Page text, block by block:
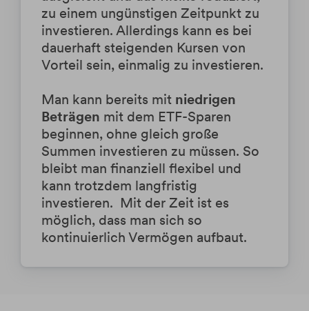
durch den Cost Average Effekt
niedriger ausfallen kann, als bei einer
Einmalveranlagung.
zu einem ungünstigen Zeitpunkt zu
investieren. Allerdings kann es bei
dauerhaft steigenden Kursen von
Vorteil sein, einmalig zu investieren.
Man kann bereits mit niedrigen
Beträgen mit dem ETF-Sparen
beginnen, ohne gleich große
Summen investieren zu müssen. So
bleibt man finanziell flexibel und
kann trotzdem langfristig
investieren. Mit der Zeit ist es
möglich, dass man sich so
kontinuierlich Vermögen aufbaut.